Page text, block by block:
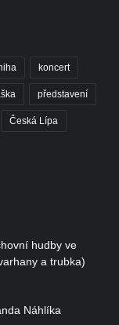
koncert
představení
Česká Lípa
hudby ve
a trubka)
Náhlíka